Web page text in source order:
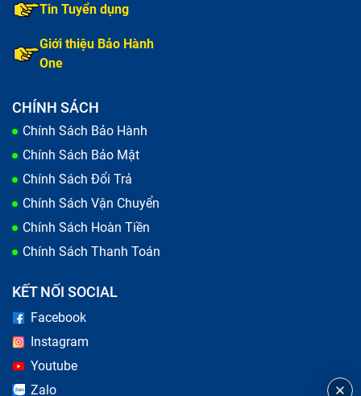
Tin Tuyển dụng
Giới thiệu Bảo Hành
One
CHÍNH SÁCH
Chính Sách Bảo Hành
Chính Sách Bảo Mật
Chính Sách Đổi Trả
Chính Sách Vận Chuyển
Chính Sách Hoàn Tiền
Chính Sách Thanh Toán
KẾT NỐI SOCIAL
Facebook
Instagram
Youtube
Zalo